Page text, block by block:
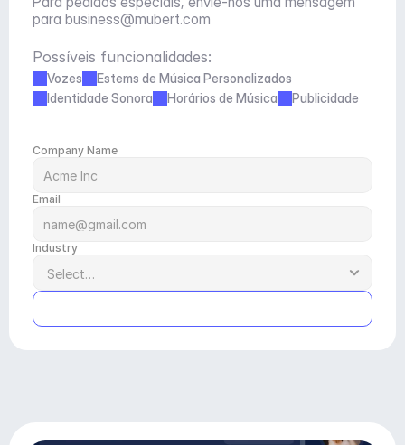
para business@mubert.com
Possíveis funcionalidades:
Vozes
Estems de Música Personalizados
Identidade Sonora
Horários de Música Publicidade
Company Name
Email
Industry